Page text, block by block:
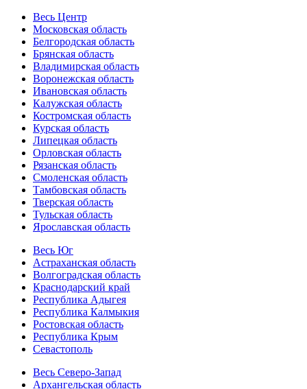
Весь Центр
Московская область
Белгородская область
Брянская область
Владимирская область
Воронежская область
Ивановская область
Калужская область
Костромская область
Курская область
Липецкая область
Орловская область
Рязанская область
Смоленская область
Тамбовская область
Тверская область
Тульская область
Ярославская область
Весь Юг
Астраханская область
Волгоградская область
Краснодарский край
Республика Адыгея
Республика Калмыкия
Ростовская область
Республика Крым
Севастополь
Весь Северо-Запад
Архангельская область